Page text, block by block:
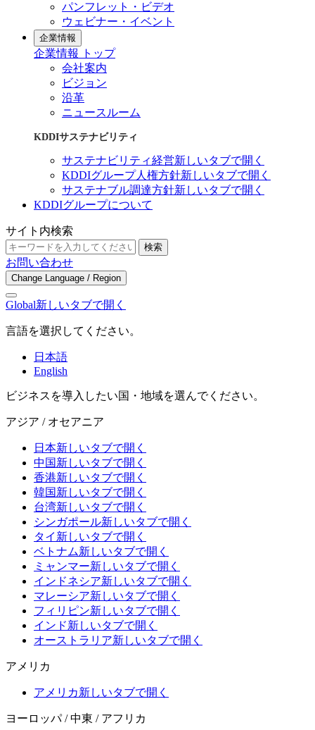
パンフレット・ビデオ
ウェビナー・イベント
企業情報
企業情報 トップ
会社案内
ビジョン
沿革
ニュースルーム
KDDIサステナビリティ
サステナビリティ経営新しいタブで開く
KDDIグループ人権方針新しいタブで開く
サステナブル調達方針新しいタブで開く
KDDIグループについて
サイト内検索
検索
お問い合わせ
Change Language / Region
Global新しいタブで開く
言語を選択してください。
日本語
English
ビジネスを導入したい国・地域を選んでください。
アジア / オセアニア
日本新しいタブで開く
中国新しいタブで開く
香港新しいタブで開く
韓国新しいタブで開く
台湾新しいタブで開く
シンガポール新しいタブで開く
タイ 新しいタブで開く
ベトナム新しいタブで開く
ミャンマー新しいタブで開く
インドネシア新しいタブで開く
マレーシア新しいタブで開く
フィリピン新しいタブで開く
インド新しいタブで開く
オーストラリア新しいタブで開く
アメリカ
アメリカ新しいタブで開く
ヨーロッパ / 中東 / アフリカ